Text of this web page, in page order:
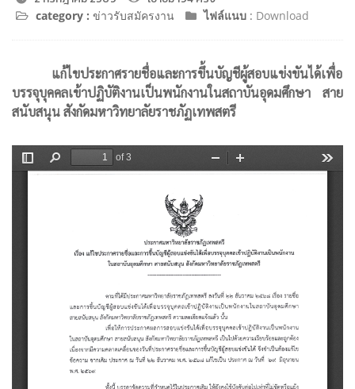
category : ข่าวรับสมัครงาน ไฟล์แนบ : Download
แก้ไขประกาศรายชื่อและการขึ้นบัญชีผู้สอบแข่งขันได้เพื่อ
บรรจุบุคคลเข้าปฏิบัติงานเป็นพนักงานในสถาบันอุดมศึกษา สาย
สนับสนุน สังกัดมหาวิทยาลัยราชภัฏเทพสตรี